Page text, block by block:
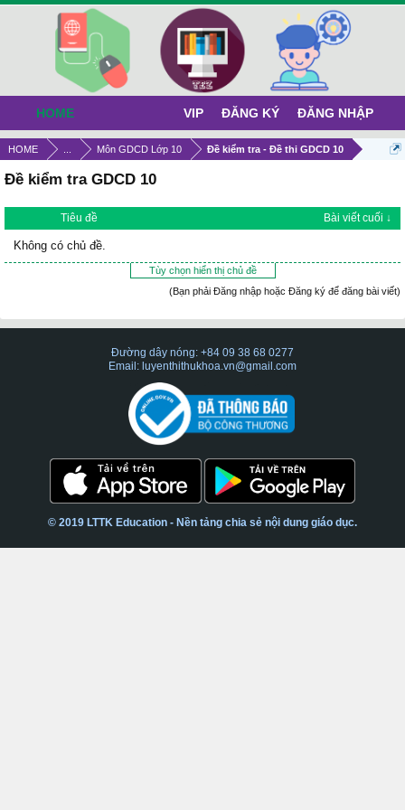
HOME Môn GDCD Lớp 10 Đề kiểm tra - Đề thi GDCD 10
Đề kiểm tra GDCD 10
Tiêu đề Bài viết cuối ↓
Không có chủ đề.
Tùy chọn hiển thị chủ đề
(Bạn phải Đăng nhập hoặc Đăng ký để đăng bài viết)
HOME VIP ĐĂNG KÝ ĐĂNG NHẬP
Đường dây nóng: +84 09 38 68 0277
Email: luyenthithukhoa.vn@gmail.com
© 2019 LTTK Education - Nền tảng chia sẻ nội dung giáo dục.